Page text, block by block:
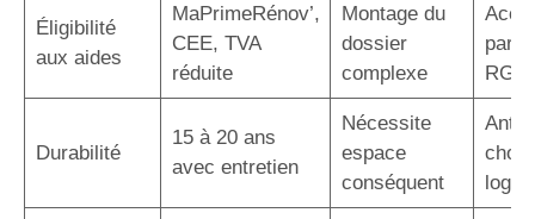
Éligibilité
aux aides
MaPrimeRénov’,
CEE, TVA
réduite
Montage du
dossier
complexe
par
RGE
Durabilité
15 à 20 ans
avec entretien
Nécessite
espace
conséquent